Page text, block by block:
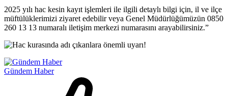
2025 yılı hac kesin kayıt işlemleri ile ilgili detaylı bilgi için, il ve ilçe
müftülüklerimizi ziyaret edebilir veya Genel Müdürlüğümüzün 0850
260 13 13 numaralı iletişim merkezi numarasını arayabilirsiniz.”
Gündem Haber